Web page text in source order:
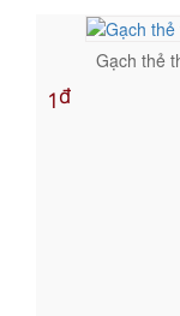
Gạch thẻ
1đ